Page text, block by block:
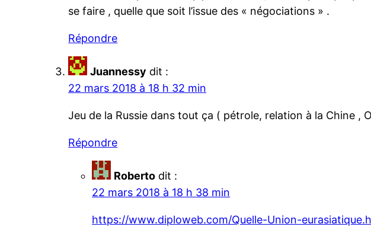
se faire , quelle que soit l’issue des « négociations » .
Répondre
Juannessy dit :
22 mars 2018 à 18 h 32 min
Jeu de la Russie dans tout ça ( pétrole, relation à la Chine ,
Répondre
Roberto dit :
22 mars 2018 à 18 h 38 min
https://www.diploweb.com/Quelle-Union-